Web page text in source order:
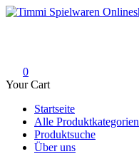
Skip
0
Your Cart
Startseite
Alle Produktkategorien
Produktsuche
Über uns